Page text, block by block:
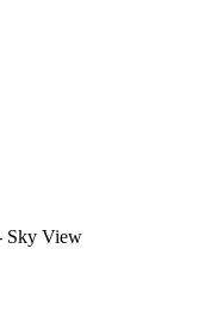
Sky View